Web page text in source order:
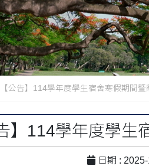
【公告】114學年度學生宿舍寒假期間暨
】114學年度學
日期 :